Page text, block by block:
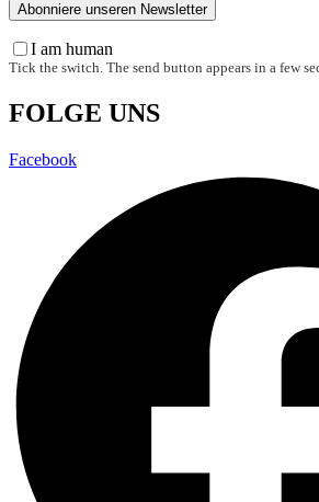
I am human
Tick the switch. The send button appears in a few
FOLGE UNS
Facebook